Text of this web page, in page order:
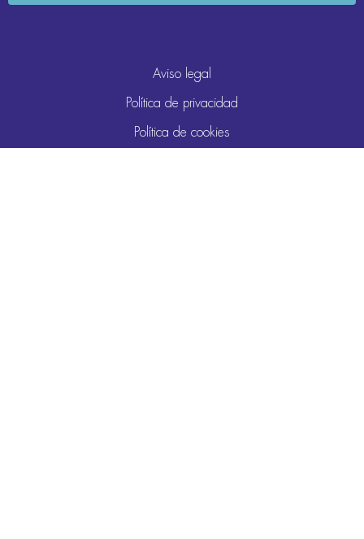
Aviso legal
Política de privacidad
Política de cookies